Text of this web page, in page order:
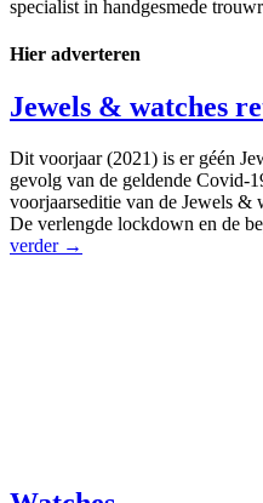
specialist in handgesmede
Hier adverteren
Jewels & watches
Dit voorjaar (2021) is er géén
gevolg van de geldende Covid-
voorjaarseditie van de Jewels &
De verlengde lockdown en de
verder →